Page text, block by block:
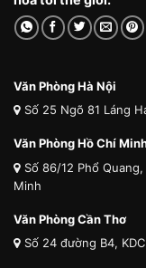
Văn Phòng Hà Nội
Số 25 Ngõ 81 Láng
Văn Phòng Hồ Chí
Số 86/12 Phổ
Minh
Văn Phòng Cần Thơ
Số 24 đường B4,